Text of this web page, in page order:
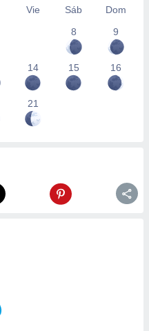
Vie Sáb
Dom
8
9
14 15 16
21